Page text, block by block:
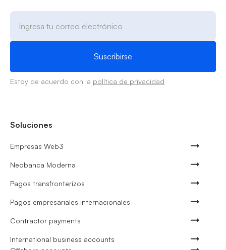
Estoy de acuerdo con la política de privacidad
Soluciones
Empresas Web3
Neobanca Moderna
Pagos transfronterizos
Pagos empresariales internacionales
Contractor payments
International business accounts